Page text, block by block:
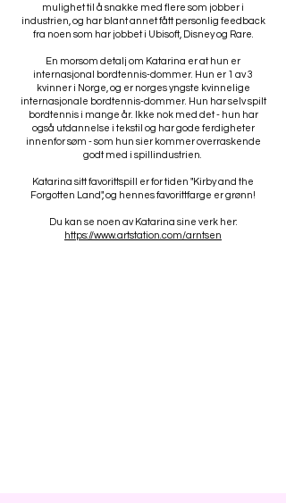
mulighet til å snakke med flere som jobber i
industrien, og har blant annet fått personlig feedback
fra noen som har jobbet i Ubisoft, Disney og Rare.
En morsom detalj om Katarina er at hun er
internasjonal bordtennis-dommer. Hun er 1 av 3
kvinner i Norge, og er norges yngste kvinnelige
internasjonale bordtennis-dommer. Hun har selv spilt
bordtennis i mange år. Ikke nok med det - hun har
også utdannelse i tekstil og har gode ferdigheter
innenfor søm - som hun sier kommer overraskende
godt med i spillindustrien.
Katarina sitt favorittspill er for tiden "Kirby and the
Forgotten Land", og hennes favorittfarge er grønn!
Du kan se noen av Katarina sine verk her:
https://www.artstation.com/arntsen